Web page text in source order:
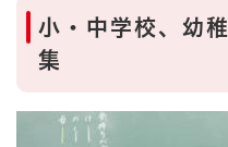
小・中学校、幼
集